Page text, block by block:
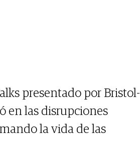
presentado por Bristol-
en las disrupciones
la vida de las